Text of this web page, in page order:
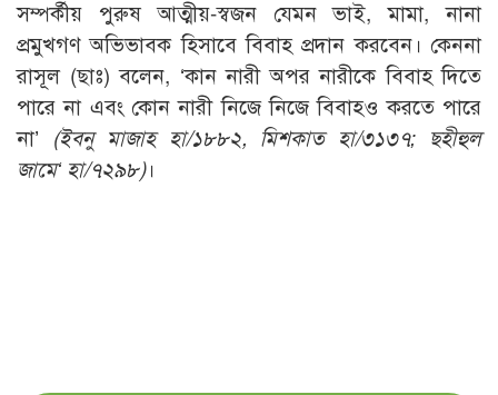
সম্পর্কীয় পুরুষ আত্মীয়-স্বজন যেমন ভাই, মামা, নানা
প্রমুখগণ অভিভাবক হিসাবে বিবাহ প্রদান করবেন। কেননা
রাসূল (ছাঃ) বলেন, ‘কান নারী অপর নারীকে বিবাহ দিতে
পারে না এবং কোন নারী নিজে নিজে বিবাহও করতে পারে
না’ (ইবনু মাজাহ হা/১৮৮২, মিশকাত হা/৩১৩৭; ছহীহুল
জামে‘ হা/৭২৯৮)।